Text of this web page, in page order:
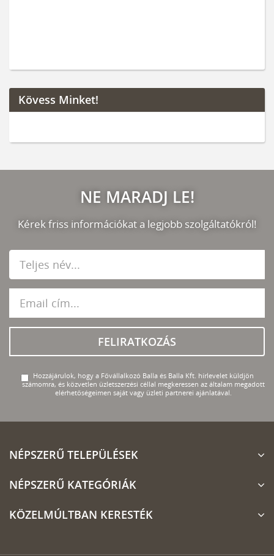
Kövess Minket!
NE MARADJ LE!
Kérek friss információkat a legjobb szolgáltatókról!
FELIRATKOZÁS
Hozzájárulok, hogy a Fővállalkozó Balla és Balla Kft. hírlevelet küldjön
számomra, és közvetlen üzletszerzési céllal megkeressen az általam megadott
elérhetőségeimen saját vagy üzleti partnerei ajánlatával.
NÉPSZERŰ TELEPÜLÉSEK
NÉPSZERŰ KATEGÓRIÁK
KÖZELMÚLTBAN KERESTÉK